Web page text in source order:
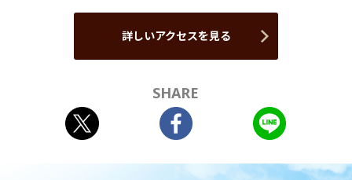
詳しいアクセスを見る
SHARE